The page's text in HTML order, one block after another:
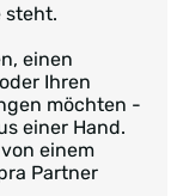
steht.
einen
Ihren
möchten -
einer Hand.
einem
Partner